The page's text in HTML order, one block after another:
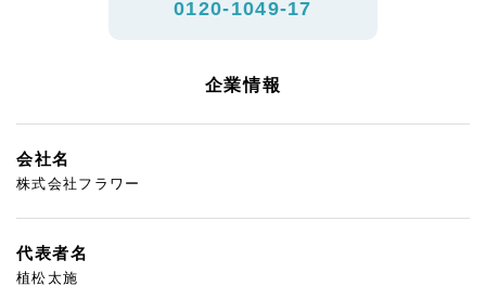
0120-1049-17
企業情報
会社名
株式会社フラワー
代表者名
植松太施